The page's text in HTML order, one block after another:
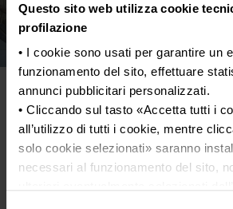
Questo sito web utilizza cookie
profilazione
• I cookie sono usati per garantire un
funzionamento del sito, effettuare
annunci pubblicitari personalizzati.
• Cliccando sul tasto «Accetta tutti i
all’utilizzo di tutti i cookie, mentre
solo cookie selezionati» saranno
necessari al funzionamento del sito,
Statuto
Consiglio di Amministrazione
Collegio Sindacale
Struttura organizzativa
Gruppo Veronafiere
LE NOSTRE FIERE
Calendario Italia 2026
Calendario Estero 2026
Calendario Italia 2027 – Primo semestre
Calendario Estero 2027 – Primo semestre
I nostri prodotti in Italia
ORGANIZZA DA NOI
Mappa e Servizi in quartiere
Una fiera, la sua città. Perché Verona
AREA STAMPA
Cartella stampa
Galleria fotografica
Richiesta accredito stampa
Home
Info e servizi